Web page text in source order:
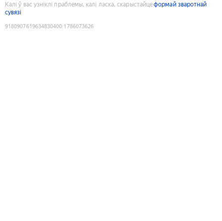
Калі ў вас узніклі праблемы, калі ласка, скарыстайцеформай зваротнай
сувязі
9180907619634830400:1786073626